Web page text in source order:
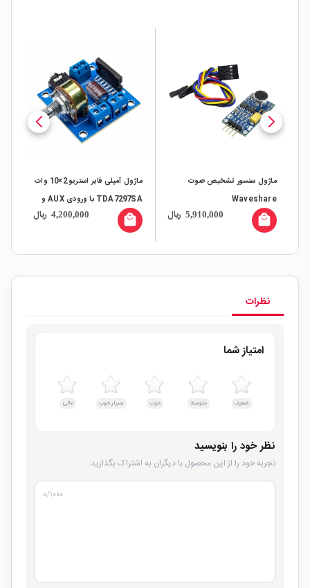
ماژول سنسور تشخیص صوت
Waveshare
5,910,000 ریال local_mall
ماژول آمپلی فایر استریو 2×10 وات
TDA7297SA با ورودی AUX و
کنترل حجم صدا
4,200,000 ریال local_mall
نظرات
امتیاز شما
ضعیف متوسط خوب بسیار خوب عالی
نظر خود را بنویسید
تجربه خود را از این محصول با دیگران به اشتراک بگذارید.
۰/۱۰۰۰